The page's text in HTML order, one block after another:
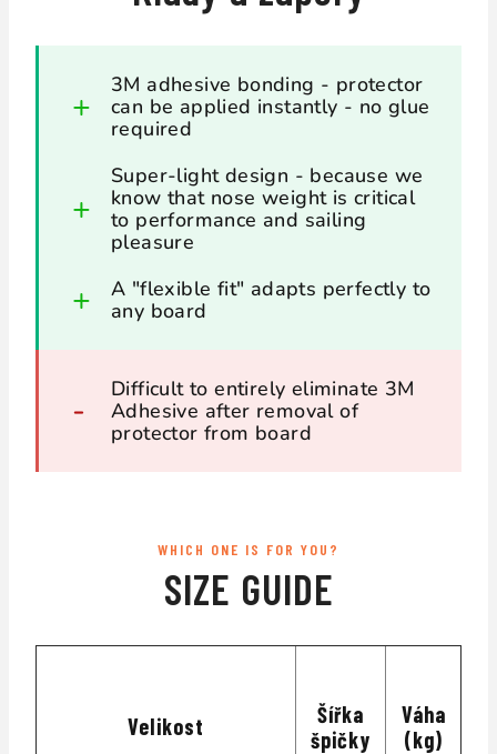
3M adhesive bonding - protector
can be applied instantly - no glue
required
Super-light design - because we
know that nose weight is critical
to performance and sailing
pleasure
A "flexible fit" adapts perfectly to
any board
Difficult to entirely eliminate 3M
Adhesive after removal of
protector from board
WHICH ONE IS FOR YOU?
SIZE GUIDE
Velikost
Šířka
špičky
Váha
(kg)